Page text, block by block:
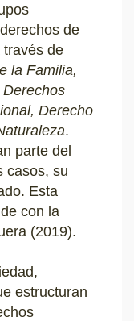
de
través de
la Familia,
Derecho
.
parte del
casos, su
Esta
con la
(2019).
estructuran